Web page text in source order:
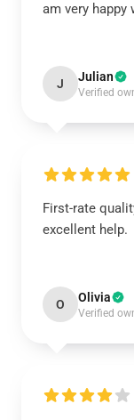
am very
J Julian
Verified
First-rate
excellent help.
O Olivia
Verified